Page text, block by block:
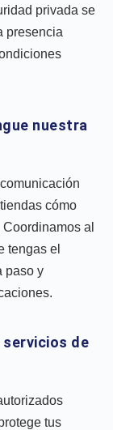
privada se
presencia
nuestra
cómo
al
tengas el
paso y
servicios de
tus